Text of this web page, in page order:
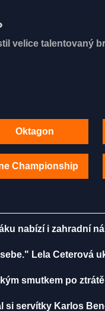
velice talentovaný
Oktagon
Championship
nabízí i zahradní
Lela Ceterová
smutkem po
si servítky Karlos